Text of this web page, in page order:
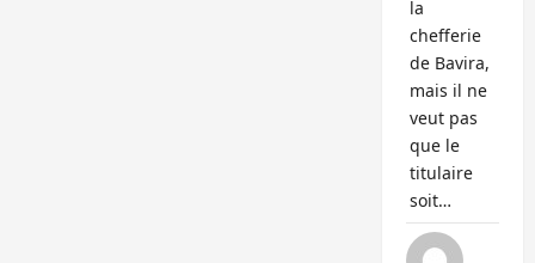
la
chefferie
de Bavira,
mais il ne
veut pas
que le
titulaire
soit…